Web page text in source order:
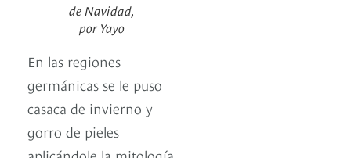
de Navidad,
por Yayo
En las regiones
germánicas se le puso
casaca de invierno y
gorro de pieles